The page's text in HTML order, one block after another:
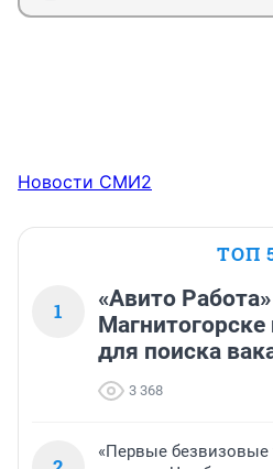
Новости СМИ2
ТОП
1
«Авито
для поиска
3 368
«Первые